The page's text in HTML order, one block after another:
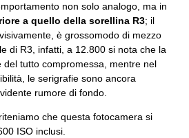
non solo analogo, ma in
a quello della sorellina R3; il
è grossomodo di mezzo
di R3, infatti, a 12.800 si nota che la
del tutto compromessa, mentre nel
le serigrafie sono ancora
rumore di fondo.
che questa fotocamera si
ISO inclusi.